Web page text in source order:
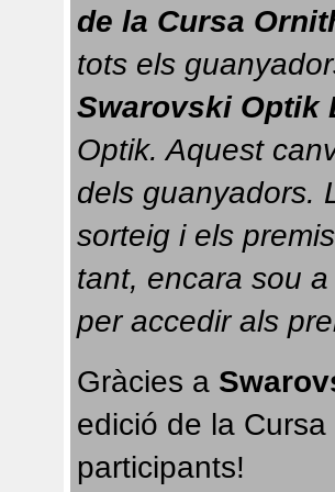
de la Cursa
tots els
Swarovski Optik
Optik. Aquest
dels guanyadors.
sorteig i els
tant, encara sou
per accedir als
Gràcies a
edició de la
participants!